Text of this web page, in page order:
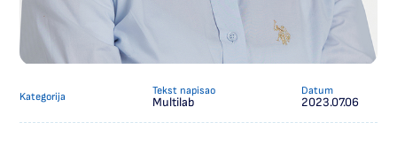
Kategorija Tekst napisao
Multilab
Datum
2023.07.06